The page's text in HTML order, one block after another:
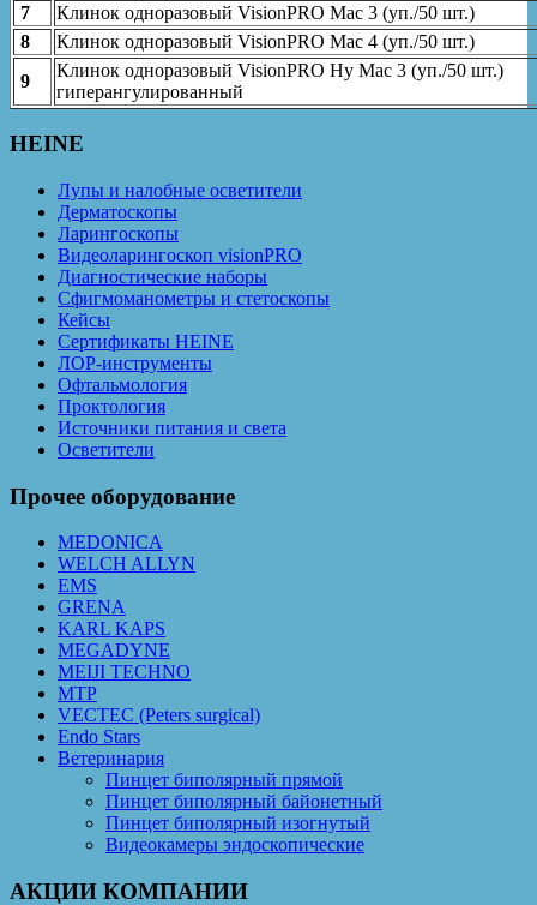
7
Клинок одноразовый VisionPRO Mac 3 (уп./50 шт.)
8
Клинок одноразовый VisionPRO Mac 4 (уп./50 шт.)
9
Клинок одноразовый VisionPRO Hy Mac 3 (уп./50 шт.)
гиперангулированный
HEINE
Лупы и налобные осветители
Дерматоскопы
Ларингоскопы
Видеоларингоскоп visionPRO
Диагностические наборы
Сфигмоманометры и стетоскопы
Кейсы
Сертификаты HEINE
ЛОР-инструменты
Офтальмология
Проктология
Источники питания и света
Осветители
Прочее оборудование
MEDONICA
WELCH ALLYN
EMS
GRENA
KARL KAPS
MEGADYNE
MEIJI TECHNO
MTP
VECTEC (Peters surgical)
Endo Stars
Ветеринария
Пинцет биполярный прямой
Пинцет биполярный байонетный
Пинцет биполярный изогнутый
Видеокамеры эндоскопические
АКЦИИ КОМПАНИИ